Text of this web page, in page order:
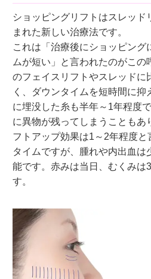
ショッピングリフトはスレッド
まれた新しい治療法です。
これは「治療後にショッピング
ムが短い」と言われたのがこ
のフェイスリフトやスレッドに
く、ダウンタイムを短時間に
に埋没した糸も半年～1年程度
に異物が残ってしまうこともあ
フトアップ効果は1～2年程度
タイムですが、腫れや内出血は
能です。赤みは当日、むくみは
す。